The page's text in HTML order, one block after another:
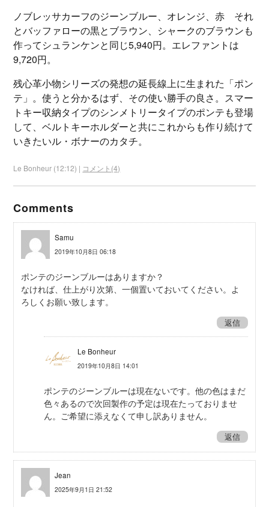
ノブレッサカーフのジーンブルー、オレンジ、赤 それ
とバッファローの黒とブラウン、シャークのブラウンも
作ってシュランケンと同じ5,940円。エレファントは
9,720円。
残心革小物シリーズの発想の延長線上に生まれた「ポン
テ」。使うと分かるはず、その使い勝手の良さ。スマー
トキー収納タイプのシンメトリータイプのポンテも登場
して、ベルトキーホルダーと共にこれからも作り続けて
いきたいル・ボナーのカタチ。
Le Bonheur (12:12) | コメント(4)
Comments
Samu
2019年10月8日 06:18
ポンテのジーンブルーはありますか？
なければ、仕上がり次第、一個置いておいてください。よ
ろしくお願い致します。
返信
Le Bonheur
2019年10月8日 14:01
ポンテのジーンブルーは現在ないです。他の色はまだ
色々あるので次回製作の予定は現在たっておりませ
ん。ご希望に添えなくて申し訳ありません。
返信
Jean
2025年9月1日 21:52